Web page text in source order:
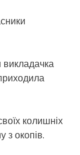
колишніх
з окопів.